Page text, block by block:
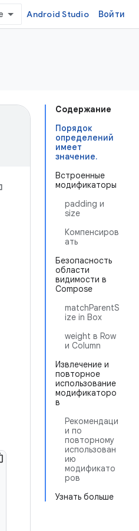
Android Studio Войти
Содержание
Порядок
определений
имеет
значение.
Встроенные
модификаторы
padding и
size
Компенсиров
ать
Безопасность
области
видимости в
Compose
matchParentS
ize in Box
weight в Row
и Column
Извлечение и
повторное
использование
модификаторо
в
Рекомендаци
и по
повторному
использован
ию
модификато
ров
Узнать больше